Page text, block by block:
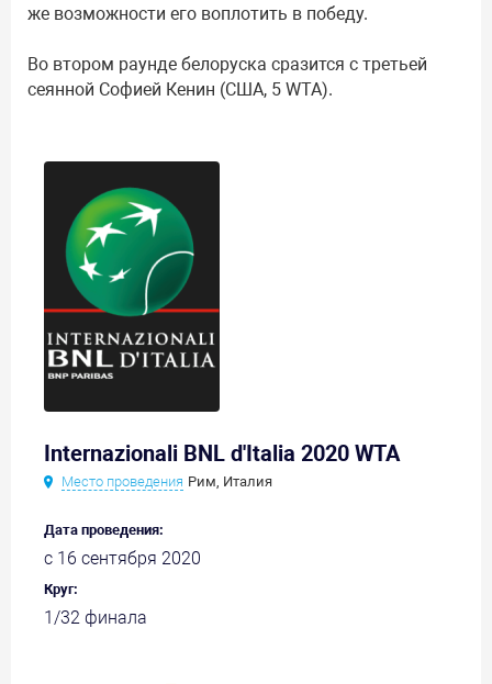
же возможности его воплотить в победу.
Во втором раунде белоруска сразится с третьей
сеянной Софией Кенин (США, 5 WTA).
Internazionali BNL d'Italia 2020 WTA
Место проведения Рим, Италия
Дата проведения:
с 16 сентября 2020
Круг:
1/32 финала